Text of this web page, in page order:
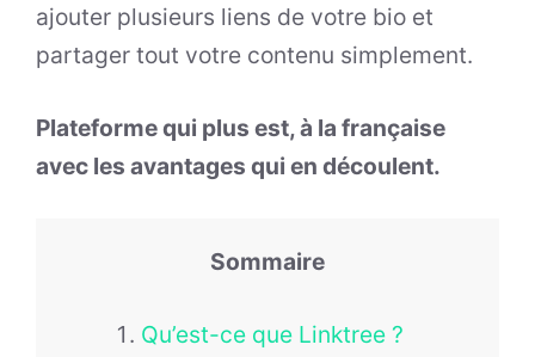
ajouter plusieurs liens de votre bio et
partager tout votre contenu simplement.
Plateforme qui plus est, à la française
avec les avantages qui en découlent.
Sommaire
Qu’est-ce que Linktree ?